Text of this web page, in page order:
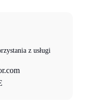
z usługi